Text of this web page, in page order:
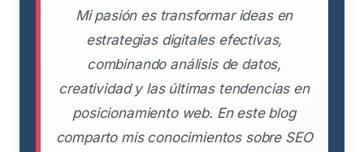
Mi pasión es transformar ideas en
estrategias digitales efectivas,
combinando análisis de datos,
creatividad y las últimas tendencias en
posicionamiento web. En este blog
comparto mis conocimientos sobre SEO